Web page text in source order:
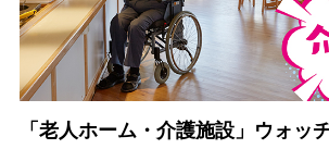
「老人ホーム・介護施設」ウォッ